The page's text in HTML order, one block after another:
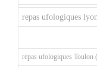
repas ufologiques
repas ufologiques Toulon